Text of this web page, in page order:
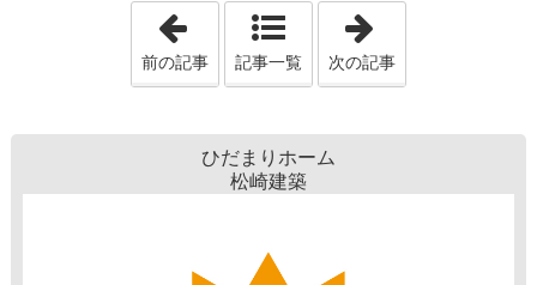
「リビングからの景色って大切」
前の記事 記事一覧 次の記事
ひだまりホーム
松崎建築